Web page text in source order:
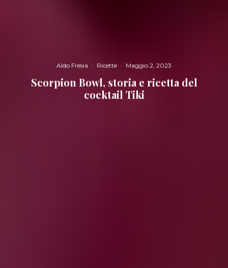
Aldo Fresia · Ricette · Maggio 2, 2023
Scorpion Bowl, storia e ricetta del
cocktail Tiki